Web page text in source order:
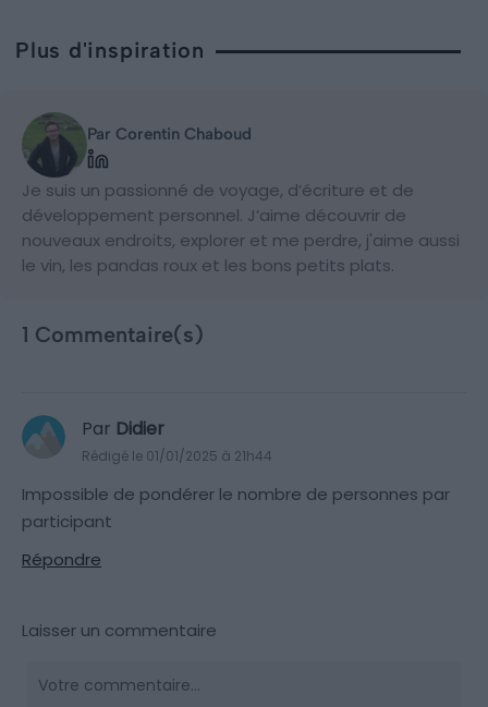
Plus d'inspiration
Par Corentin Chaboud
Je suis un passionné de voyage, d’écriture et de
développement personnel. J’aime découvrir de
nouveaux endroits, explorer et me perdre, j'aime aussi
le vin, les pandas roux et les bons petits plats.
1 Commentaire(s)
Par Didier
Rédigé le 01/01/2025 à 21h44
Impossible de pondérer le nombre de personnes par
participant
Répondre
Laisser un commentaire